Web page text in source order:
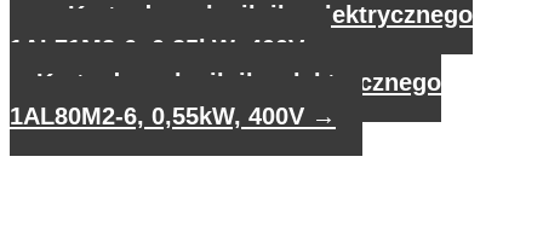
Karta danych silnika elektrycznego
1AL71M2-6, 0,25kW, 400V
Karta danych silnika elektrycznego
1AL80M2-6, 0,55kW, 400V →